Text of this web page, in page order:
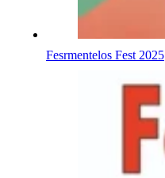
Fesrmentelos Fest 2025